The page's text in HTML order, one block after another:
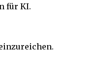
für KI.